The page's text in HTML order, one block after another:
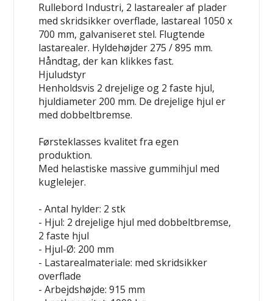
Rullebord Industri, 2 lastarealer af plader
med skridsikker overflade, lastareal 1050 x
700 mm, galvaniseret stel. Flugtende
lastarealer. Hyldehøjder 275 / 895 mm.
Håndtag, der kan klikkes fast.
Hjuludstyr
Henholdsvis 2 drejelige og 2 faste hjul,
hjuldiameter 200 mm. De drejelige hjul er
med dobbeltbremse.
Førsteklasses kvalitet fra egen
produktion.
Med helastiske massive gummihjul med
kuglelejer.
- Antal hylder: 2 stk
- Hjul: 2 drejelige hjul med dobbeltbremse,
2 faste hjul
- Hjul-Ø: 200 mm
- Lastarealmateriale: med skridsikker
overflade
- Arbejdshøjde: 915 mm